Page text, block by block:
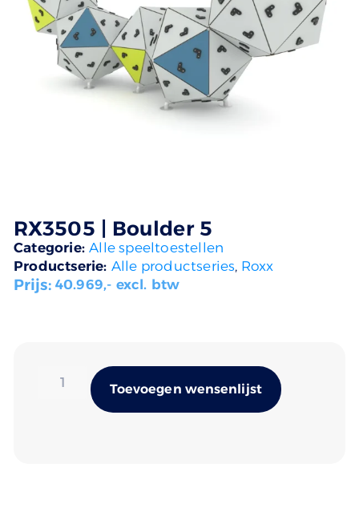
RX3505 | Boulder 5
Categorie:Alle speeltoestellen
Productserie: Alle productseries, Roxx
Prijs:40.969,- excl. btw
Toevoegen wensenlijst